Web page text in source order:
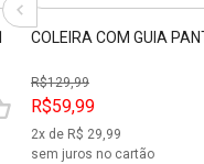
COLEIRA COM GUIA
R$129,99
R$59,99
2x de R$ 29,99
sem juros no cartão